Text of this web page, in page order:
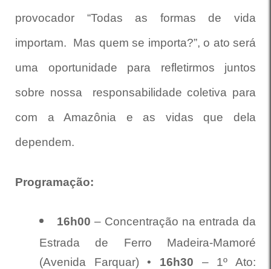
provocador “Todas as formas de vida
importam. Mas quem se importa?”, o ato será
uma oportunidade para refletirmos juntos
sobre nossa responsabilidade coletiva para
com a Amazônia e as vidas que dela
dependem.
Programação:
16h00 – Concentração na entrada da
Estrada de Ferro Madeira-Mamoré
(Avenida Farquar)• 16h30 – 1º Ato: